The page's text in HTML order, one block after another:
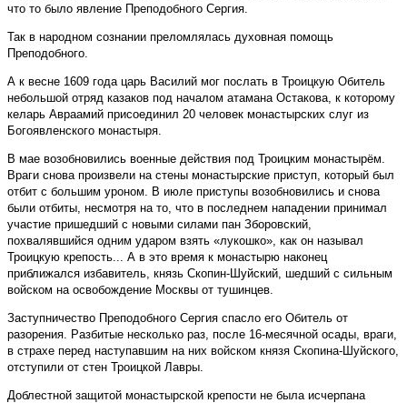
что то было явление Преподобного Сергия.
Так в народном сознании преломлялась духовная помощь
Преподобного.
А к весне 1609 года царь Василий мог послать в Троицкую Обитель
небольшой отряд казаков под началом атамана Остакова, к которому
келарь Авраа­мий присоединил 20 человек монастырских слуг из
Богоявленского монастыря.
В мае возобновились военные действия под Троицким монастырём.
Враги снова произвели на стены монастырские приступ, который был
отбит с большим уроном. В июле приступы возобновились и снова
были отбиты, несмотря на то, что в последнем нападении принимал
участие пришедший с новыми силами пан Зборовский,
похвалявшийся одним ударом взять «лукошко», как он называл
Троицкую крепость... А в это время к монастырю наконец
приближался избавитель, князь Скопин-Шуйский, шедший с сильным
войском на освобождение Москвы от тушинцев.
Заступничество Преподобного Сергия спасло его Обитель от
разорения. Разбитые несколько раз, после 16-месячной осады, враги,
в страхе перед наступавшим на них войском князя Скопина-Шуйского,
отступили от стен Троицкой Лавры.
Доблестной защитой монастырской крепости не была исчерпана